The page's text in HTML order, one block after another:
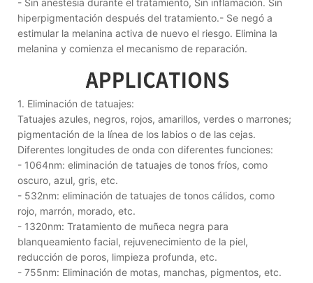
hiperpigmentación después del tratamiento.- Se negó a
estimular la melanina activa de nuevo el riesgo. Elimina la
melanina y comienza el mecanismo de reparación.
1. Eliminación de tatuajes:
Tatuajes azules, negros, rojos, amarillos, verdes o marrones;
pigmentación de la línea de los labios o de las cejas.
Diferentes longitudes de onda con diferentes funciones:
- 1064nm: eliminación de tatuajes de tonos fríos, como
oscuro, azul, gris, etc.
- 532nm: eliminación de tatuajes de tonos cálidos, como
rojo, marrón, morado, etc.
- 1320nm: Tratamiento de muñeca negra para
blanqueamiento facial, rejuvenecimiento de la piel,
reducción de poros, limpieza profunda, etc.
- 755nm: Eliminación de motas, manchas, pigmentos, etc.